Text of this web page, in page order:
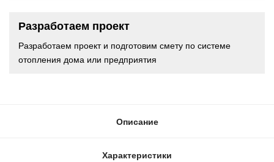
Разработаем проект
Разработаем проект и подготовим смету по системе
отопления дома или предприятия
Описание
Характеристики